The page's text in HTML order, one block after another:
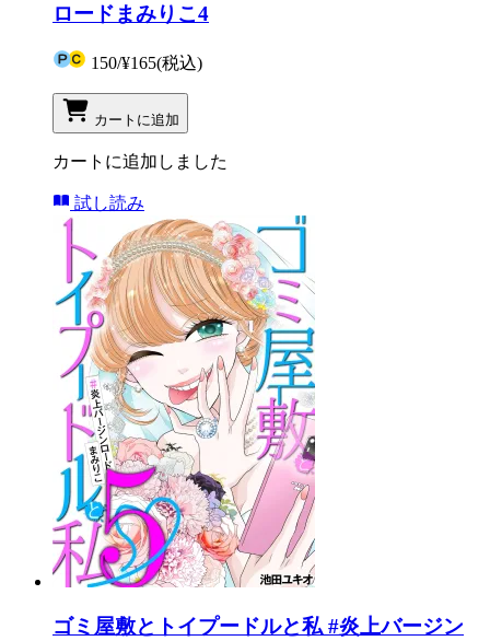
ロードまみりこ4
150/¥165(税込)
カートに追加
カートに追加しました
試し読み
ゴミ屋敷とトイプードルと私 #炎上バージン